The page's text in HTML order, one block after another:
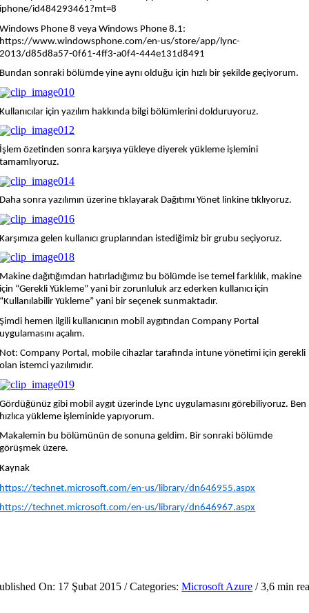
iphone/id484293461?mt=8
Windows Phone 8 veya Windows Phone 8.1:
https://www.windowsphone.com/en-us/store/app/lync-
2013/d85d8a57-0f61-4ff3-a0f4-444e131d8491
Bundan sonraki bölümde yine aynı olduğu için hızlı bir şekilde geçiyorum.
Kullanıcılar için yazılım hakkında bilgi bölümlerini dolduruyoruz.
İşlem özetinden sonra karşıya yükleye diyerek yükleme işlemini
tamamlıyoruz.
Daha sonra yazılımın üzerine tıklayarak Dağıtımı Yönet linkine tıklıyoruz.
Karşımıza gelen kullanıcı gruplarından istediğimiz bir grubu seçiyoruz.
Makine dağıtığımdan hatırladığımız bu bölümde ise temel farklılık, makine
için “Gerekli Yükleme” yani bir zorunluluk arz ederken kullanıcı için
“Kullanılabilir Yükleme” yani bir seçenek sunmaktadır.
Şimdi hemen ilgili kullanıcının mobil aygıtından Company Portal
uygulamasını açalım.
Not: Company Portal, mobile cihazlar tarafında intune yönetimi için gerekli
olan istemci yazılımıdır.
Gördüğünüz gibi mobil aygıt üzerinde Lync uygulamasını görebiliyoruz. Ben
hızlıca yükleme işleminide yapıyorum.
Makalemin bu bölümünün de sonuna geldim. Bir sonraki bölümde
görüşmek üzere.
Kaynak
https://technet.microsoft.com/en-us/library/dn646955.aspx
https://technet.microsoft.com/en-us/library/dn646967.aspx
On: 17 Şubat 2015 /Categories:Microsoft Azure /3,6 min